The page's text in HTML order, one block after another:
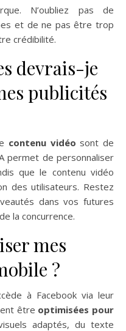
N’oubliez pas de
et de ne pas être trop
crédibilité.
devrais-je
publicités
contenu vidéo sont de
permet de personnaliser
que le contenu vidéo
des utilisateurs. Restez
dans vos futures
la concurrence.
mes
?
à Facebook via leur
être optimisées pour
adaptés, du texte